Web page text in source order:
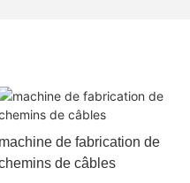
machine de fabrication de
de câbles